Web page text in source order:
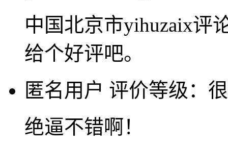
中国北京市yihuzaix评
给个好评吧。
匿名用户 评价等级：
绝逼不错啊！